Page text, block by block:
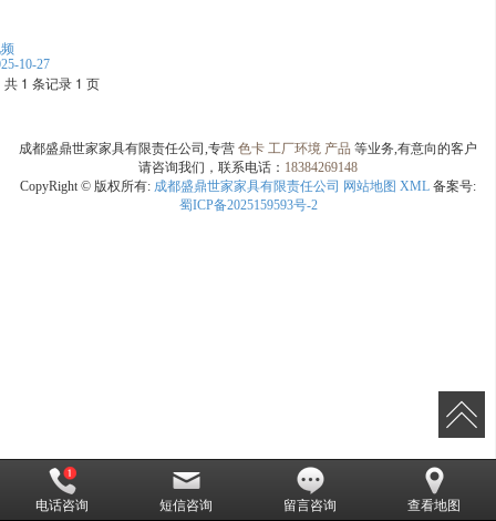
10-27
共 1 条记录 1 页
成都盛鼎世家家具有限责任公司,专营 色卡 工厂环境 产品 等业务,有意向的客户
请咨询我们，联系电话： 18384269148
CopyRight © 版权所有: 成都盛鼎世家家具有限责任公司 网站地图 XML 备案号:
蜀ICP备2025159593号-2
电话咨询 短信咨询 留言咨询 查看地图